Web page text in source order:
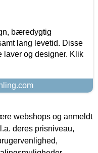
bæredygtig
lang levetid. Disse
laver og designer. Klik
webshops og anmeldt
deres prisniveau,